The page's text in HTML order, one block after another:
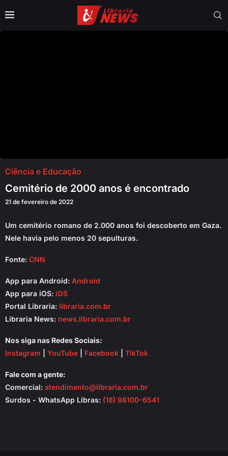
Ciência e Educação
Cemitério de 2000 anos é encontrado
21 de fevereiro de 2022
Um cemitério romano de 2.000 anos foi descoberto em Gaza.
Nele havia pelo menos 20 sepulturas.
Fonte: CNN
App para Android: Android
App para iOS: iOS
Portal Libraria: libraria.com.br
Libraria News: news.libraria.com.br
Nos siga nas Redes Sociais:
Instagram
YouTube Facebook TikTok
Fale com a gente:
Comercial: atendimento@libraria.com.br
Surdos - WhatsApp Libras: (18) 98100-6541